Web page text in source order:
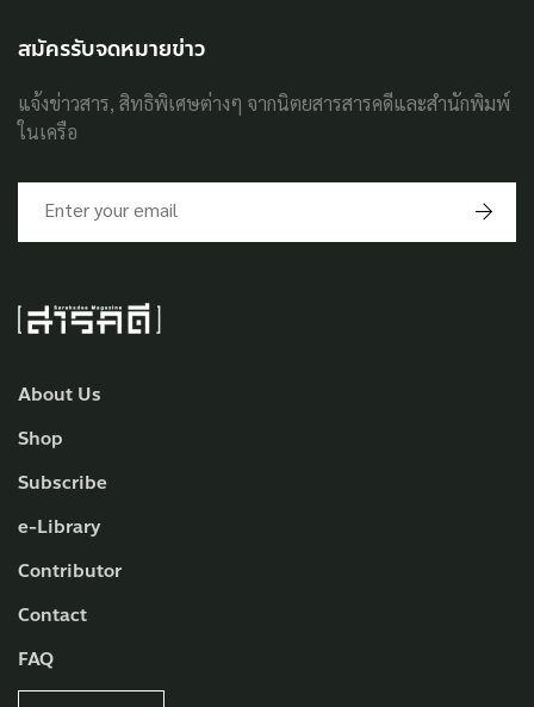
About Us
Shop
Subscribe
e-Library
Contributor
Contact
FAQ
สมัครรับจดหมายข่าว
แจ้งข่าวสาร, สิทธิพิเศษต่างๆ จากนิตยสารสารคดีและสำนักพิมพ์
ในเครือ